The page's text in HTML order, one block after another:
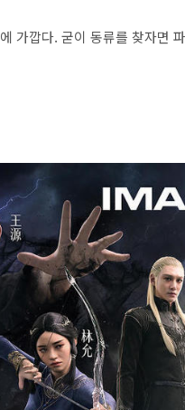
가깝다. 굳이 동류를 찾자면